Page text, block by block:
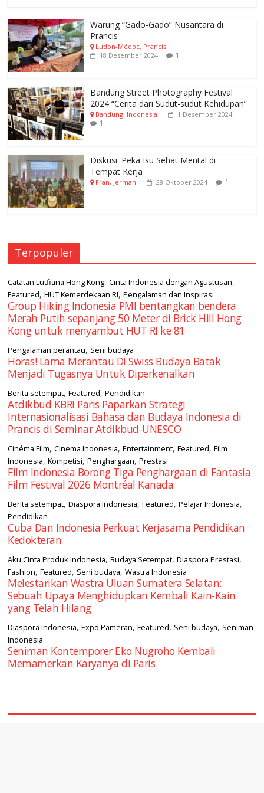
Warung “Gado-Gado” Nusantara di
Prancis
Ludon-Médoc, Prancis
18 Desember 2024
1
Bandung Street Photography Festival
2024 “Cerita dari Sudut-sudut Kehidupan”
Bandung, Indonesia 1 Desember 2024
1
Diskusi: Peka Isu Sehat Mental di
Tempat Kerja
Fran, Jerman 28 Oktober 2024 1
Terpopuler
Catatan Lutfiana Hong Kong,Cinta Indonesia dengan Agustusan,
Featured,HUT Kemerdekaan RI,Pengalaman dan Inspirasi
Group Hiking Indonesia PMI bentangkan bendera
Merah Putih sepanjang 50 Meter di Brick Hill Hong
Kong untuk menyambut HUT RI ke 81
Pengalaman perantau, Seni budaya
Horas! Lama Merantau Di Swiss Budaya Batak
Menjadi Tugasnya Untuk Diperkenalkan
Berita setempat,Featured,Pendidikan
Atdikbud KBRI Paris Paparkan Strategi
Internasionalisasi Bahasa dan Budaya Indonesia di
Prancis di Seminar Atdikbud-UNESCO
Cinéma Film,Cinema Indonesia,Entertainment,Featured,Film
Indonesia,Kompetisi,Penghargaan,Prestasi
Film Indonesia Borong Tiga Penghargaan di Fantasia
Film Festival 2026 Montréal Kanada
Berita setempat,Diaspora Indonesia,Featured,Pelajar Indonesia,
Pendidikan
Cuba Dan Indonesia Perkuat Kerjasama Pendidikan
Kedokteran
Aku Cinta Produk Indonesia,Budaya Setempat,Diaspora Prestasi,
Fashion,Featured, Seni budaya,Wastra Indonesia
Melestarikan Wastra Uluan Sumatera Selatan:
Sebuah Upaya Menghidupkan Kembali Kain-Kain
yang Telah Hilang
Diaspora Indonesia,Expo Pameran,Featured, Seni budaya, Seniman
Indonesia
Seniman Kontemporer Eko Nugroho Kembali
Memamerkan Karyanya di Paris